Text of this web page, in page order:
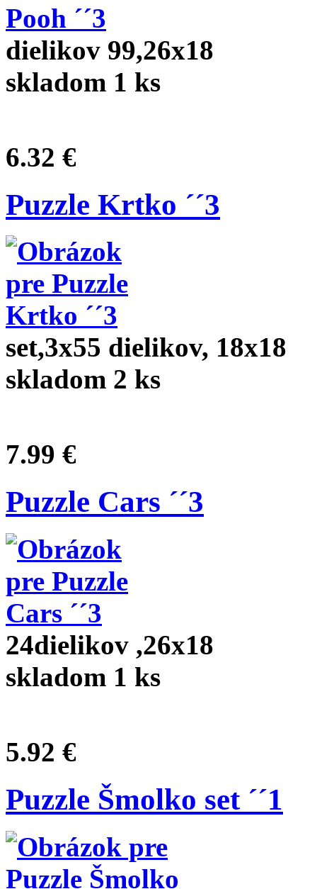
dielikov 99,26x18
skladom 1 ks
6.32 €
Puzzle Krtko ´´3
set,3x55 dielikov, 18x18
skladom 2 ks
7.99 €
Puzzle Cars ´´3
24dielikov ,26x18
skladom 1 ks
5.92 €
Puzzle Šmolko set ´´1